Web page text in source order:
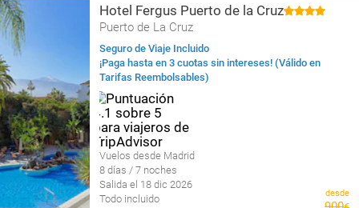
Hotel Fergus Puerto de la Cruz
Puerto de La Cruz
Seguro de Viaje Incluido
¡Paga hasta en 3 cuotas sin intereses! (Válido en
Tarifas Reembolsables)
Vuelos desde Madrid
8 días / 7 noches
Salida el 18 dic 2026
Todo incluido
desde